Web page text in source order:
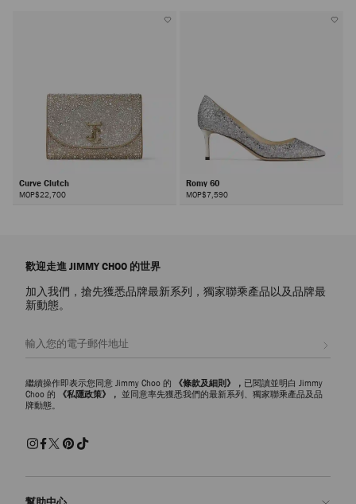
Curve Clutch
MOP$22,700
Romy 60
MOP$7,590
歡迎走進 JIMMY CHOO 的世界
加入我們，搶先獲悉品牌最新系列，獨家聯乘產品以及品牌最
新動態。
繼續操作即表示您同意 Jimmy Choo 的 《條款及細則》， 已閱讀並明白 Jimmy
Choo 的
《私隱政策》， 並同意率先獲悉我們的最新系列、獨家聯乘產品及品
牌動態。